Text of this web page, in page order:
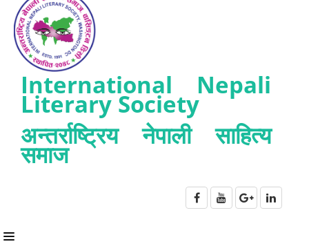
International Nepali
Literary Society
अन्तर्राष्ट्रिय नेपाली साहित्य
समाज